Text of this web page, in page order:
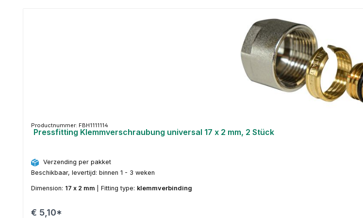
Productnummer: FBH1111114
Pressfitting Klemmverschraubung universal 17 x 2 mm, 2 Stück
Verzending per pakket
Beschikbaar, levertijd: binnen 1 - 3 weken
Dimension: 17 x 2 mm Fitting type: klemmverbinding
€ 5,10*